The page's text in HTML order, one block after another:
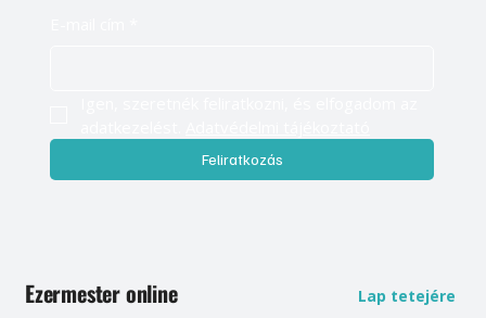
Feliratkozás
Ezermester online Lap tetejére